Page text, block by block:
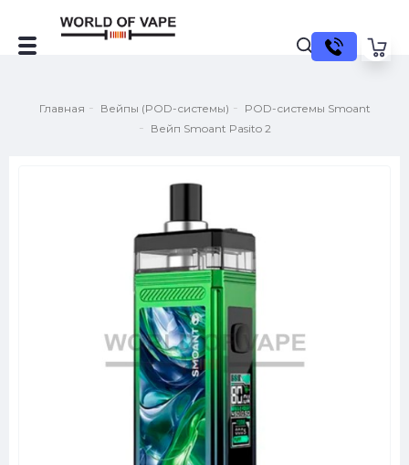
Главная Вейпы (POD-системы)
POD-системы Smoant
Вейп Smoant Pasito 2